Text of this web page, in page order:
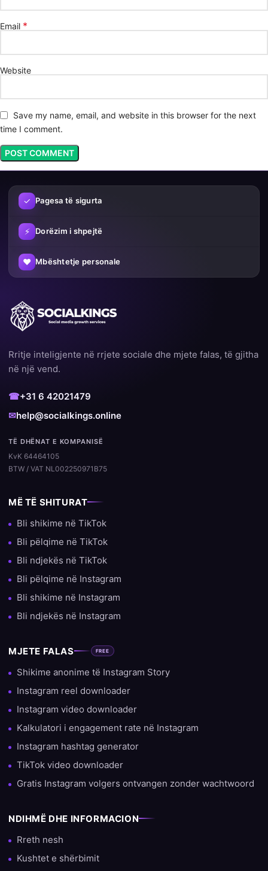
Email *
Website
Save my name, email, and website in this browser for the next
time I comment.
✓ Pagesa të sigurta
⚡ Dorëzim i shpejtë
♥ Mbështetje personale
Rritje inteligjente në rrjete sociale dhe mjete falas, të gjitha
në një vend.
☎+31 6 42021479
✉help@socialkings.online
TË DHËNAT E KOMPANISË
KvK 64464105
BTW / VAT NL002250971B75
MË TË SHITURAT
Bli shikime në TikTok
Bli pëlqime në TikTok
Bli ndjekës në TikTok
Bli pëlqime në Instagram
Bli shikime në Instagram
Bli ndjekës në Instagram
MJETE FALAS FREE
Shikime anonime të Instagram Story
Instagram reel downloader
Instagram video downloader
Kalkulatori i engagement rate në Instagram
Instagram hashtag generator
TikTok video downloader
Gratis Instagram volgers ontvangen zonder wachtwoord
NDIHMË DHE INFORMACION
Rreth nesh
Kushtet e shërbimit